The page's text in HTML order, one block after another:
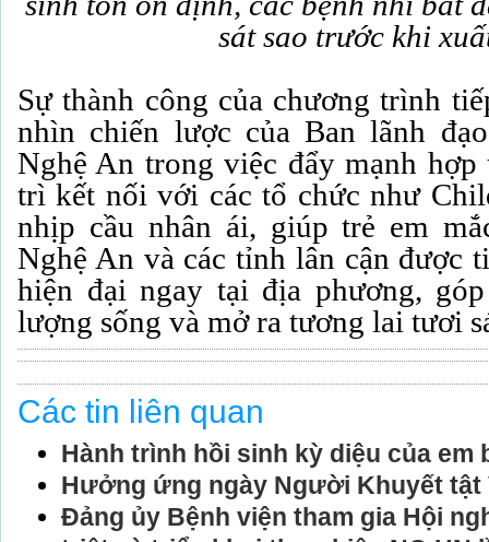
sát sao trước khi
Sự thành công của chương trình
nhìn chiến lược của Ban lãnh
Nghệ An trong việc đẩy mạnh hợp
trì kết nối với các tổ chức như
nhịp cầu nhân ái, giúp trẻ em
Nghệ An và các tỉnh lân cận được
hiện đại ngay tại địa phương,
lượng sống và mở ra tương lai tươi
Các tin liên quan
Hành trình hồi sinh kỳ diệu của em
Hưởng ứng ngày Người Khuyết tật
Đảng ủy Bệnh viện tham gia Hội